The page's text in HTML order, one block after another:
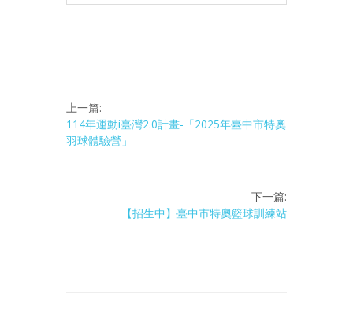
上一篇:
114年運動i臺灣2.0計畫-「2025年臺中市特奧
羽球體驗營」
下一篇:
【招生中】臺中市特奧籃球訓練站